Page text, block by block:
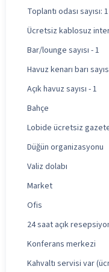
Toplantı odası sayısı: 1
Ücretsiz kablosuz
Bar/lounge sayısı - 1
Havuz kenarı barı
Açık havuz sayısı - 1
Bahçe
Lobide ücretsiz
Düğün organizasyonu
Valiz dolabı
Market
Ofis
24 saat açık
Konferans merkezi
Kahvaltı servisi var